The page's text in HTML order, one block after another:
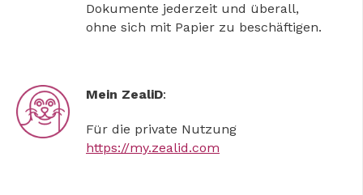
Dokumente jederzeit und überall,
ohne sich mit Papier zu beschäftigen.
Mein ZealiD:
Für die private Nutzung
https://my.zealid.com